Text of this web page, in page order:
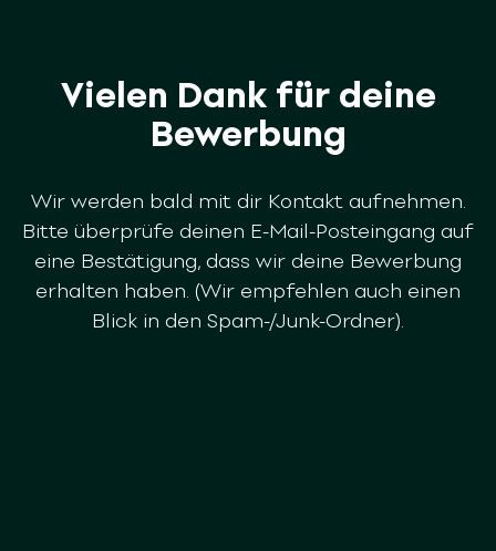
Vielen Dank für deine
Bewerbung
Wir werden bald mit dir Kontakt aufnehmen.
Bitte überprüfe deinen E-Mail-Posteingang auf
eine Bestätigung, dass wir deine Bewerbung
erhalten haben. (Wir empfehlen auch einen
Blick in den Spam-/Junk-Ordner).